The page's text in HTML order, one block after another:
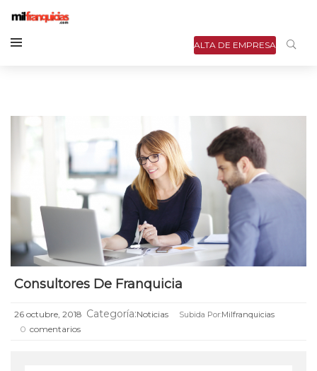
ALTA DE EMPRESA
Consultores De Franquicia
26 octubre, 2018 Categoría:Noticias Subida Por:Milfranquicias
0 comentarios